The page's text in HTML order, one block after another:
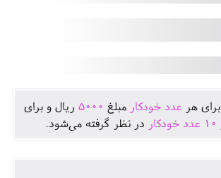
برای هر عدد خودکار مبلغ 5000 ريال و برای
10 عدد خودکار در نظر گرفته می‌شود.